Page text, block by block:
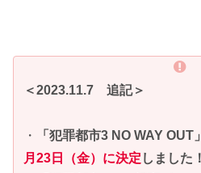
＜2023.11.7 追記＞
・ 「犯罪都市3 NO WAY OUT
月23日（金）に決定 しました！